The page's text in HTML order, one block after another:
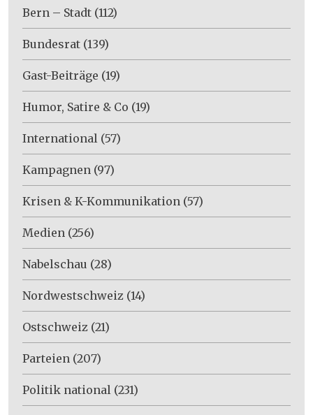
Bern – Stadt (112)
Bundesrat (139)
Gast-Beiträge (19)
Humor, Satire & Co (19)
International (57)
Kampagnen (97)
Krisen & K-Kommunikation (57)
Medien (256)
Nabelschau (28)
Nordwestschweiz (14)
Ostschweiz (21)
Parteien (207)
Politik national (231)